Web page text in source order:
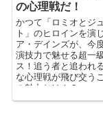
の心理戦だ！
かつて「ロミオとジ
ト」のヒロインを演
ア・デインズが、今
演技力で魅せる超一
ス！追う者と追われ
な心理戦が飛び交う
の魅力とは！？